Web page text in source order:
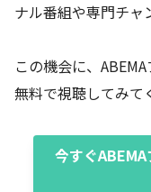
ナル番組や専門チャ
この機会に、
無料で視聴してみて
今すぐ